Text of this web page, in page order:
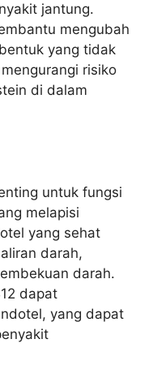
jantung.
mengubah
yang tidak
risiko
di dalam
untuk fungsi
melapisi
yang sehat
darah,
darah.
dapat
yang dapat